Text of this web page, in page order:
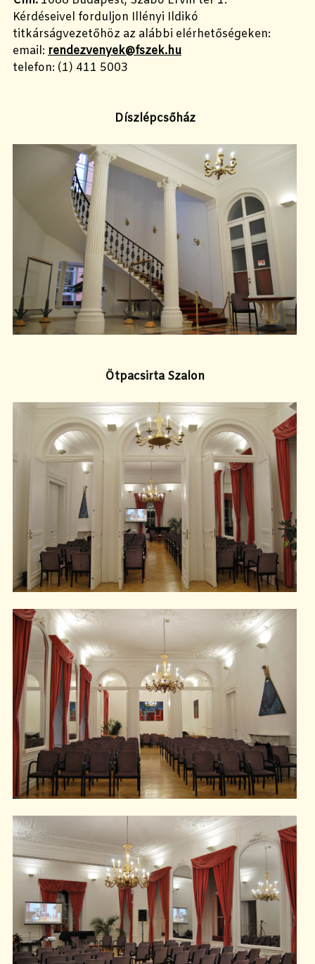
Kérdéseivel forduljon Illényi Ildikó
titkárságvezetőhöz az alábbi elérhetőségeken:
email: rendezvenyek@fszek.hu
telefon: (1) 411 5003
Díszlépcsőház
Ötpacsirta Szalon